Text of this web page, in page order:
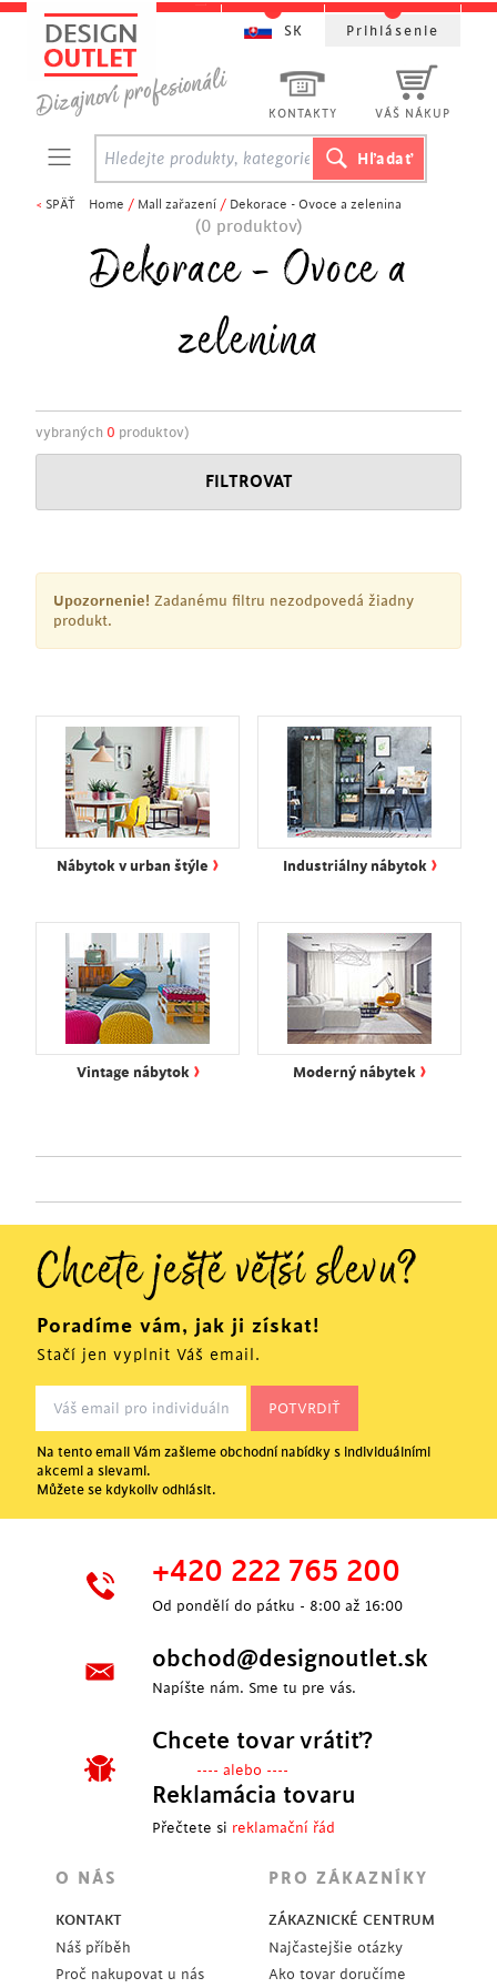
< SPÄŤ Home / Mall zařazení / Dekorace - Ovoce a zelenina
(0 produktov)
Dekorace - Ovoce a
zelenina
vybraných 0 produktov)
FILTROVAT
Upozornenie! Zadanému filtru nezodpovedá žiadny
produkt.
Nábytok v urban štýle › Industriálny nábytok ›
Vintage nábytok › Moderný nábytek ›
KONTAKTY VÁŠ NÁKUP
SK Prihlásenie
Chcete ještě větší slevu?
Poradíme vám, jak ji získat!
Stačí jen vyplnit Váš email.
Na tento email Vám zašleme obchodní nabídky s individuálními
akcemi a slevami.
Můžete se kdykoliv odhlásit.
+420 222 765 200
Od pondělí do pátku - 8:00 až 16:00
obchod@designoutlet.sk
Napíšte nám. Sme tu pre vás.
Chcete tovar vrátiť?
---- alebo ----
Reklamácia tovaru
Přečtete si reklamační řád
O NÁS
KONTAKT
Náš příběh
Proč nakupovat u nás
PRO ZÁKAZNÍKY
ZÁKAZNICKÉ CENTRUM
Najčastejšie otázky
Ako tovar doručíme